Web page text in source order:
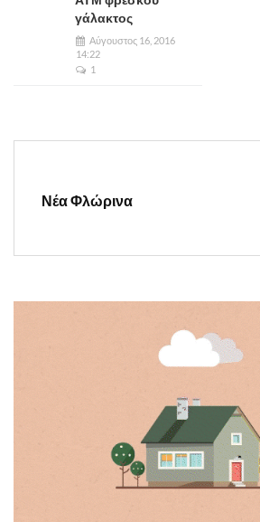
γάλακτος
Αύγουστος 16, 2016
14:22
1
Νέα Φλώρινα